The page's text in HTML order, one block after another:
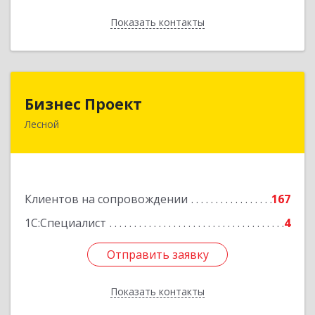
Показать контакты
Назад
Бизнес Проект
Лесной
Клиентов на сопровождении
167
1С:Специалист
4
Отправить заявку
Показать контакты
624200, Свердловская обл, Лесной г, Сиротина
Отправить заявку
Назад